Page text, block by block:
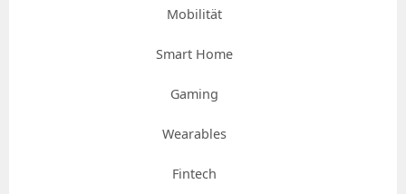
Mobilität
Smart Home
Gaming
Wearables
Fintech